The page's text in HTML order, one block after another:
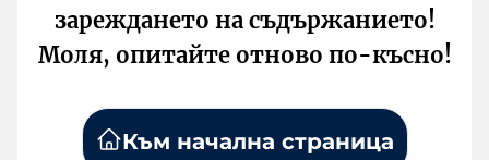
зареждането на съдържанието!
Моля, опитайте отново по-късно!
Към начална страница